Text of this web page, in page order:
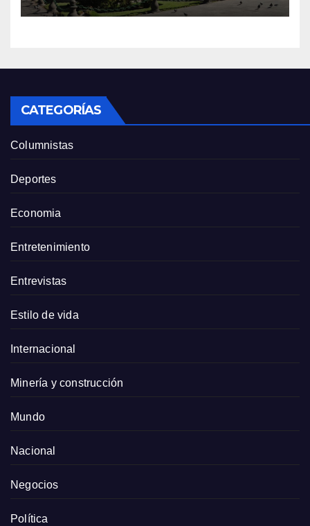
CATEGORÍAS
Columnistas
Deportes
Economia
Entretenimiento
Entrevistas
Estilo de vida
Internacional
Minería y construcción
Mundo
Nacional
Negocios
Política